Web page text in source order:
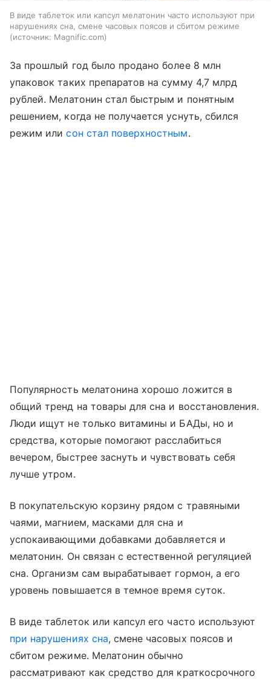
В виде таблеток или капсул мелатонин часто используют при
нарушениях сна, смене часовых поясов и сбитом режиме
источник: Magnific.com
За прошлый год было продано более 8 млн
упаковок таких препаратов на сумму 4,7 млрд
рублей. Мелатонин стал быстрым и понятным
решением, когда не получается уснуть, сбился
режим илисон стал поверхностным.
Популярность мелатонина хорошо ложится в
общий тренд на товары для сна и восстановления.
Люди ищут не только витамины и БАДы, но и
средства, которые помогают расслабиться
вечером, быстрее заснуть и чувствовать себя
лучше утром.
В покупательскую корзину рядом с травяными
чаями, магнием, масками для сна и
успокаивающими добавками добавляется и
мелатонин. Он связан с естественной регуляцией
сна. Организм сам вырабатывает гормон, а его
уровень повышается в темное время суток.
В виде таблеток или капсул его часто используют
при нарушениях сна, смене часовых поясов и
сбитом режиме. Мелатонин обычно
рассматривают как средство для краткосрочного